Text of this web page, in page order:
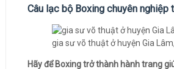
Câu lạc bộ Boxing chuyên nghiệp
gia sư võ thuật ở huyện Gia
Hãy để Boxing trở thành hành trang